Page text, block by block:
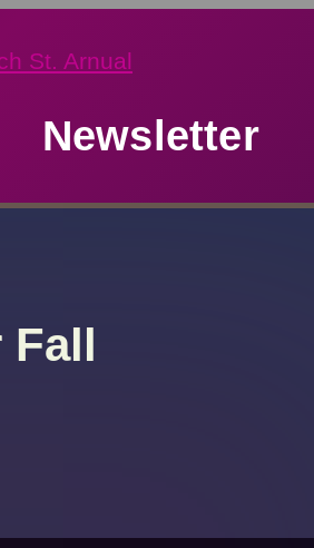
Newsletter
Fall